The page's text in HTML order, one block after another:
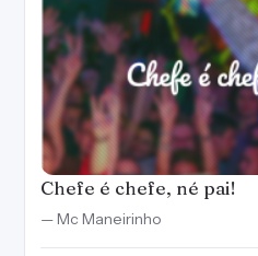
Chefe é chefe, né pai!
— Mc Maneirinho